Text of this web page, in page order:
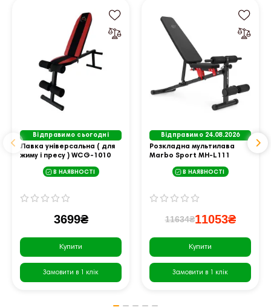
Відправимо сьогодні
Лавка універсальна ( для
жиму і пресу ) WCG-1010
В НАЯВНОСТІ
3699₴
Купити
Замовити в 1 клік
Відправимо 24.08.2026
Розкладна мультилава
Marbo Sport MH-L111
В НАЯВНОСТІ
11634₴11053₴
Купити
Замовити в 1 клік